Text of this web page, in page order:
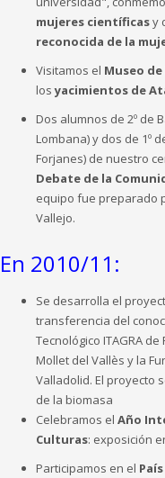
mujeres científicasy
reconocida de la
Visitamos el Museo
losyacimientos de
Dos alumnos de 2º de
Lombana) y dos de 1º
Forjanes) de nuestro
Debate de la
equipo fue preparado
Vallejo.
En 2010/11:
Se desarrolla el
transferencia del
Tecnológico ITAGRA
Mollet del Vallès y la
Valladolid. El proyecto
de la biomasa
Celebramos el Año
Culturas: exposición
Participamos en el